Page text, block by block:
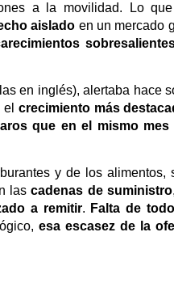
a la movilidad. Lo
aislado en un mercado
en inglés), alertaba hace
el crecimiento más
que en el mismo mes
y de los alimentos,
lascadenas de suministro
a remitir. Falta de
esa escasez de la